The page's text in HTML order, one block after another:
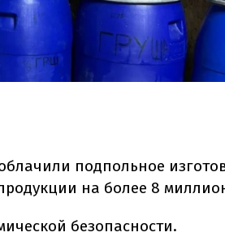
подпольное
на более 8
безопасности.